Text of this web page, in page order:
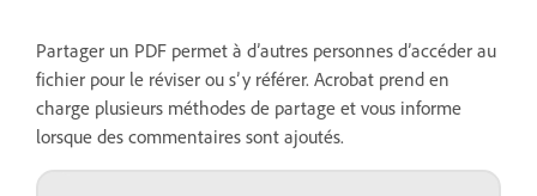
Partager un PDF permet à d’autres personnes d’accéder au
fichier pour le réviser ou s’y référer. Acrobat prend en
charge plusieurs méthodes de partage et vous informe
lorsque des commentaires sont ajoutés.